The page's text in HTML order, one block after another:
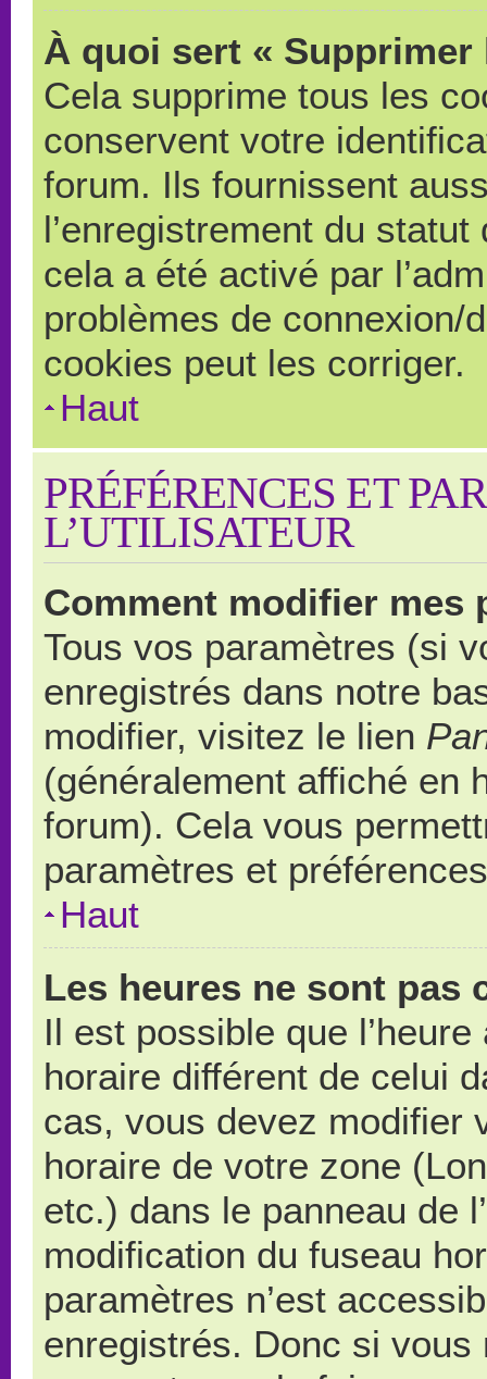
À quoi sert «
Cela supprime tous les
conservent votre
forum. Ils fournissent
l’enregistrement du
cela a été activé par
problèmes de connexion/
cookies peut les corriger.
Haut
PRÉFÉRENCES ET
L’UTILISATEUR
Comment modifier mes
Tous vos paramètres (si
enregistrés dans notre
modifier, visitez le lien
(généralement affiché en
forum). Cela vous
paramètres et
Haut
Les heures ne sont pas
Il est possible que
horaire différent de celui
cas, vous devez modifier
horaire de votre zone
etc.) dans le panneau de
modification du fuseau
paramètres n’est
enregistrés. Donc si vous